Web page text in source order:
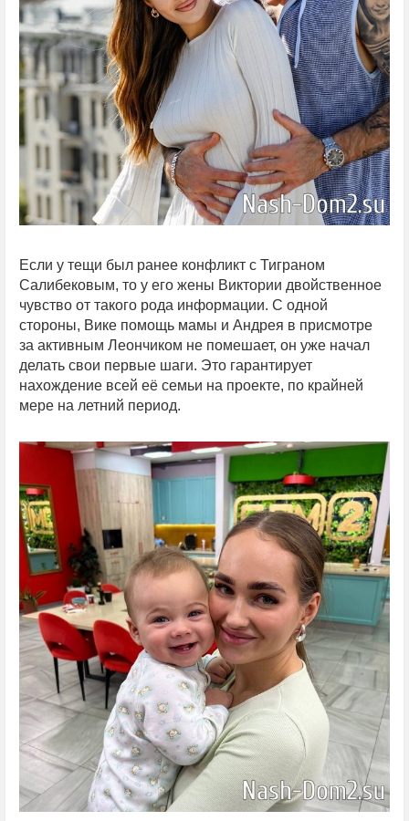
Если у тещи был ранее конфликт с Тиграном
Салибековым, то у его жены Виктории двойственное
чувство от такого рода информации. С одной
стороны, Вике помощь мамы и Андрея в присмотре
за активным Леончиком не помешает, он уже начал
делать свои первые шаги. Это гарантирует
нахождение всей её семьи на проекте, по крайней
мере на летний период.